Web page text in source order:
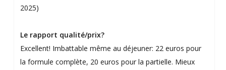
2025)
Le rapport qualité/prix?
Excellent! Imbattable même au déjeuner: 22 euros pour
la formule complète, 20 euros pour la partielle. Mieux